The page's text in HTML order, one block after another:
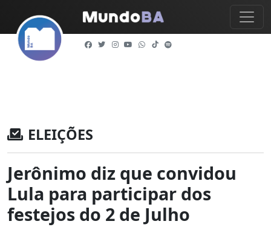
ELEIÇÕES
Jerônimo diz que convidou
Lula para participar dos
festejos do 2 de Julho